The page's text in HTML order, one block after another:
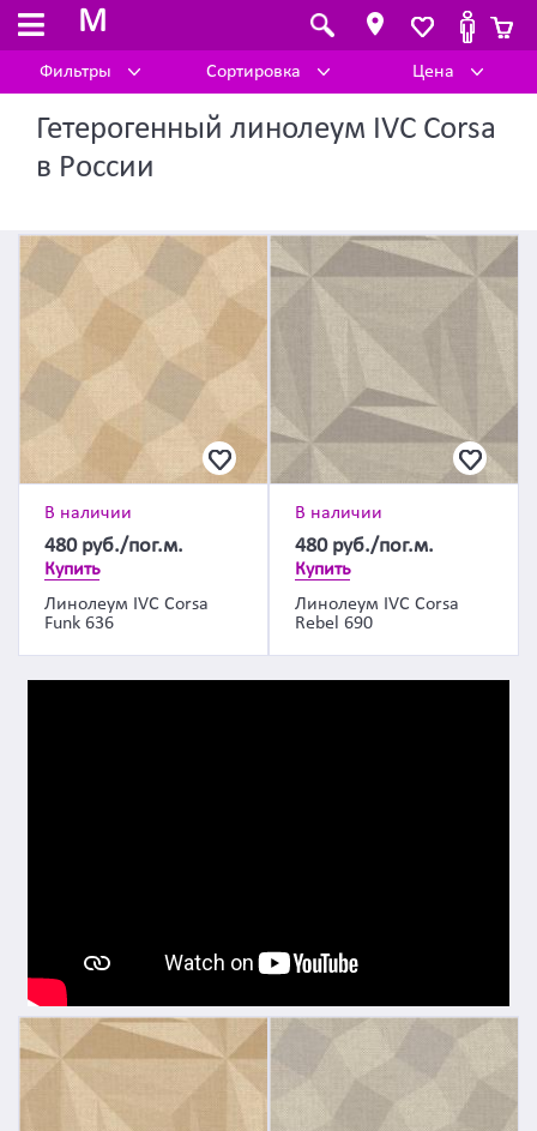
M
Фильтры Сортировка Цена
Гетерогенный линолеум IVC Corsa
в России
В наличии
480 руб./пог.м.
Купить
Линолеум IVC Corsa
Funk 636
В наличии
480 руб./пог.м.
Купить
Линолеум IVC Corsa
Rebel 690